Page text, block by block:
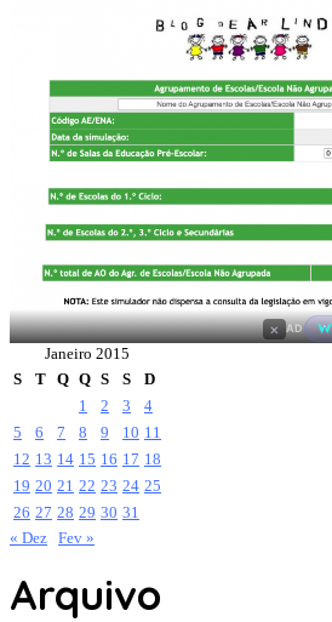
× AD
Janeiro 2015
S
T Q Q S S
D
1
2 3
4
5
6 7 8 9 10 11
12 13 14 15 16 17 18
19 20 21 22 23 24 25
26 27 28 29 30 31
« Dez Fev »
Arquivo